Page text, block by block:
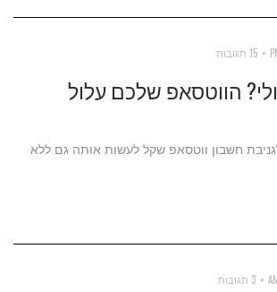
15 תגובות
הווטסאפ שלכם עלול
חשבון ווטסאפ שקל לעשות אותה גם ללא
3 תגובות